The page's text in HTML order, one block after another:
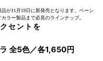
が11月19日に新発売となります。ベーシ
ラー製品まで必見のラインナップ。
セントを
全5色／各1,650円